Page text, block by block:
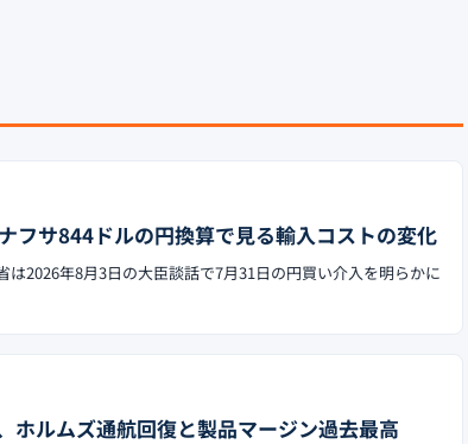
フサ844ドルの円換算で見る輸入コストの変化
2026年8月3日の大臣談話で7月31日の円買い介入を明らかに
ホルムズ通航回復と製品マージン過去最高